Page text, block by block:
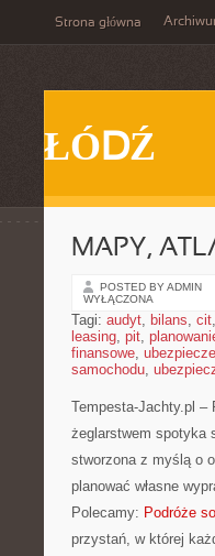
Strona główna
ŁÓDŹ
MAPY,
POSTED BY ADMIN
WYŁĄCZONA
Tagi: audyt, bilans, cit,
leasing, pit,
finansowe,
samochodu,
Tempesta-Jachty.pl
żeglarstwem spotyka
stworzona z myślą o
planować własne
Polecamy: Podróże
przystań, w której